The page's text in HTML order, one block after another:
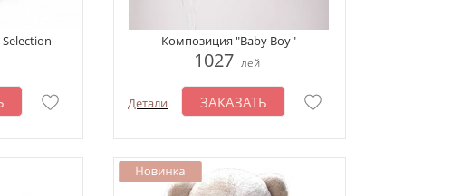
Композиция "Baby Boy"
1027 лей
Детали ЗАКАЗАТЬ